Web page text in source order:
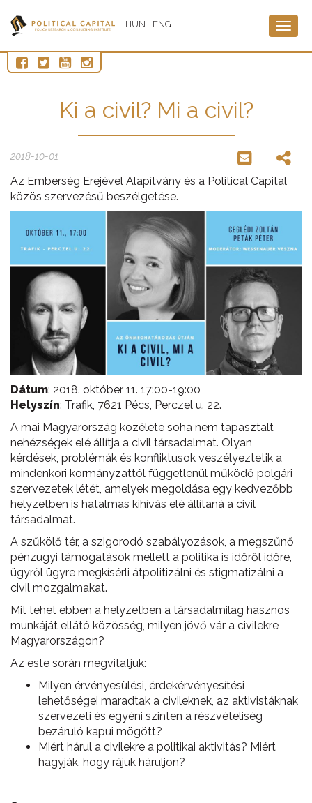
HUN ENG
Ki a civil? Mi a civil?
2018-10-01
Az Emberség Erejével Alapítvány és a Political Capital
közös szervezésű beszélgetése.
Dátum: 2018. október 11. 17:00-19:00
Helyszín: Trafik, 7621 Pécs, Perczel u. 22.
A mai Magyarország közélete soha nem tapasztalt
nehézségek elé állítja a civil társadalmat. Olyan
kérdések, problémák és konfliktusok veszélyeztetik a
mindenkori kormányzattól függetlenül működő polgári
szervezetek létét, amelyek megoldása egy kedvezőbb
helyzetben is hatalmas kihívás elé állítaná a civil
társadalmat.
A szűkölő tér, a szigorodó szabályozások, a megszűnő
pénzügyi támogatások mellett a politika is időről időre,
ügyről ügyre megkísérli átpolitizálni és stigmatizálni a
civil mozgalmakat.
Mit tehet ebben a helyzetben a társadalmilag hasznos
munkáját ellátó közösség, milyen jövő vár a civilekre
Magyarországon?
Az este során megvitatjuk:
Milyen érvényesülési, érdekérvényesítési
lehetőségei maradtak a civileknek, az aktivistáknak
szervezeti és egyéni szinten a részvételiség
bezáruló kapui mögött?
Miért hárul a civilekre a politikai aktivitás? Miért
hagyják, hogy rájuk háruljon?